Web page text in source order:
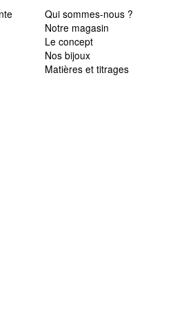
Qui sommes-nous ?
Notre magasin
Le concept
Nos bijoux
Matières et titrages